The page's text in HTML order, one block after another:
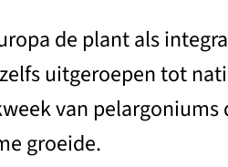
de plant als
uitgeroepen tot
van
groeide.